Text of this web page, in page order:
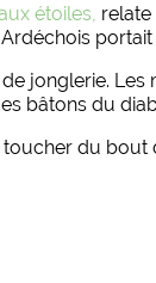
étoiles, relate
jonglerie.
bâtons du
du